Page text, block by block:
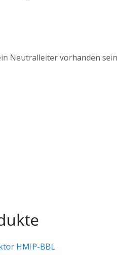
Neutralleiter vorhanden